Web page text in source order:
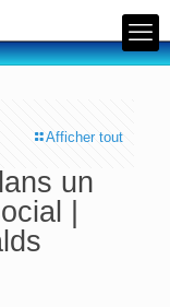
Afficher tout
un
|